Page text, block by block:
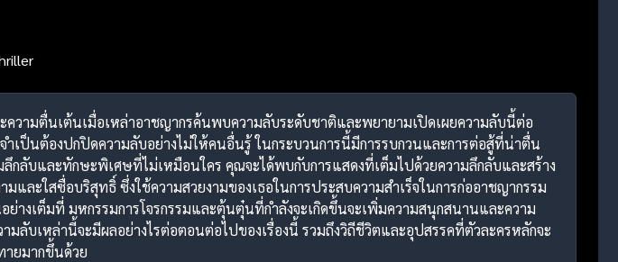
ความตื่นเต้นเมื่อเหล่าอาชญากรค้นพบความลับระดับชาติและพยายามเปิดเผยความลับนี้ต่อ
ป็นต้องปกปิดความลับอย่างไม่ให้คนอื่นรู้ ในกระบวนการนี้มีการรบกวนและการต่อสู้ที่น่าตื่น
ลับและทักษะพิเศษที่ไม่เหมือนใคร คุณจะได้พบกับการแสดงที่เต็มไปด้วยความลึกลับและสร้าง
ละใสซื่อบริสุทธิ์ ซึ่งใช้ความสวยงามของเธอในการประสบความสำเร็จในการก่ออาชญากรรม
างเต็มที่ มหกรรมการโจรกรรมและตุ้นตุ๋นที่กำลังจะเกิดขึ้นจะเพิ่มความสนุกสนานและความ
ลับเหล่านี้จะมีผลอย่างไรต่อตอนต่อไปของเรื่องนี้ รวมถึงวิถีชีวิตและอุปสรรคที่ตัวละครหลักจะ
ยมากขึ้นด้วย